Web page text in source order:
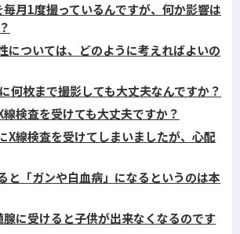
月1度撮っているんですが、何か影響は
については、どのように考えればよいの
何枚まで撮影しても大丈夫なんですか？
線検査を受けても大丈夫ですか？
X線検査を受けてしまいましたが、心配
と「ガンや白血病」になるというのは本
に受けると子供が出来なくなるのです